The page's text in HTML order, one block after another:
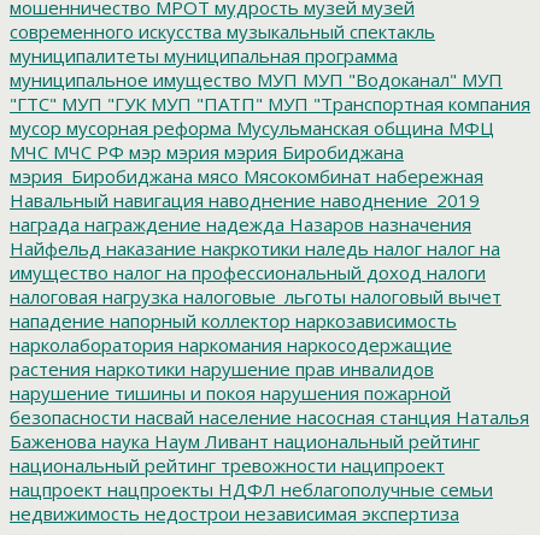
мошенничество МРОТ мудрость музей музей
современного искусства музыкальный спектакль
муниципалитеты муниципальная программа
муниципальное имущество МУП МУП "Водоканал" МУП
"ГТС" МУП "ГУК МУП "ПАТП" МУП "Транспортная компания
мусор мусорная реформа Мусульманская община МФЦ
МЧС МЧС РФ мэр мэрия мэрия Биробиджана
мэрия_Биробиджана мясо Мясокомбинат набережная
Навальный навигация наводнение наводнение_2019
награда награждение надежда Назаров назначения
Найфельд наказание накркотики наледь налог налог на
имущество налог на профессиональный доход налоги
налоговая нагрузка налоговые_льготы налоговый вычет
нападение напорный коллектор наркозависимость
нарколаборатория наркомания наркосодержащие
растения наркотики нарушение прав инвалидов
нарушение тишины и покоя нарушения пожарной
безопасности насвай население насосная станция Наталья
Баженова наука Наум Ливант национальный рейтинг
национальный рейтинг тревожности наципроект
нацпроект нацпроекты НДФЛ неблагополучные семьи
недвижимость недострои независимая экспертиза